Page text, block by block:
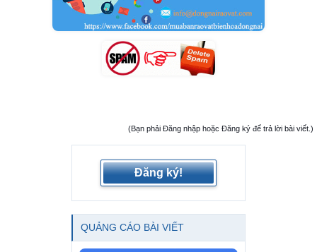
(Bạn phải Đăng nhập hoặc Đăng ký để trả lời bài viết.)
Đăng ký!
QUẢNG CÁO BÀI VIẾT